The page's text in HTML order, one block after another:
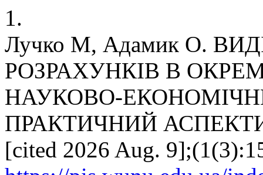
1.
Лучко М, Адамик О.
РОЗРАХУНКІВ В
НАУКОВО-
ПРАКТИЧНИЙ АСПЕКТИ.
[cited 2026 Aug.